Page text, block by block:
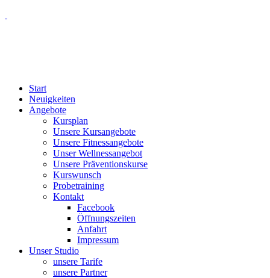
Start
Neuigkeiten
Angebote
Kursplan
Unsere Kursangebote
Unsere Fitnessangebote
Unser Wellnessangebot
Unsere Präventionskurse
Kurswunsch
Probetraining
Kontakt
Facebook
Öffnungszeiten
Anfahrt
Impressum
Unser Studio
unsere Tarife
unsere Partner